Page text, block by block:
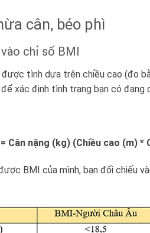
cân, béo phì
chỉ số BMI
tình dựa trên chiều cao (đo
xác định tình trạng bạn có đang
= Cân nặng (kg) (Chiều cao (m) *
BMI của mình, bạn đối chiếu